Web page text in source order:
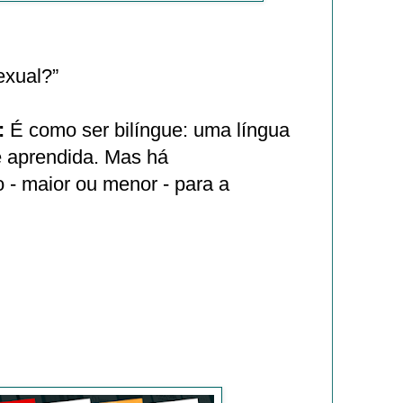
É como ser bilíngue: uma língua
Mas há
- maior ou menor - para a